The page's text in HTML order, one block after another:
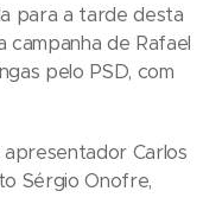
para a tarde desta
de Rafael
pelo PSD, com
Carlos
Sérgio Onofre,